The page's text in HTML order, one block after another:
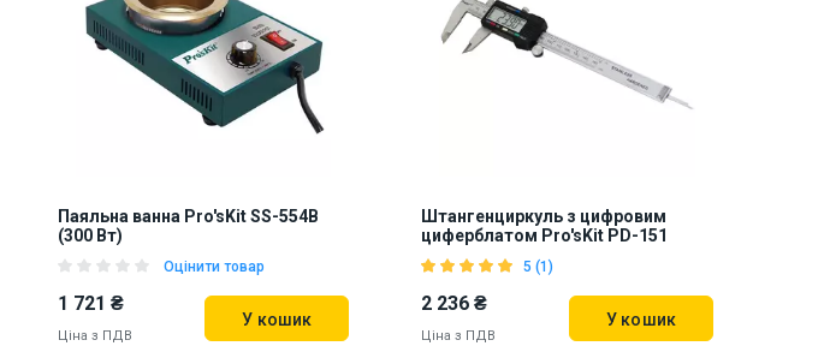
10967
841522
Паяльна ванна Pro'sKit SS-554B
(300 Вт)
Оцінити товар
1 721 ₴
Ціна з ПДВ
У кошик
Штангенциркуль з цифровим
циферблатом Pro'sKit PD-151
5 (1)
2 236 ₴
Ціна з ПДВ
У кошик